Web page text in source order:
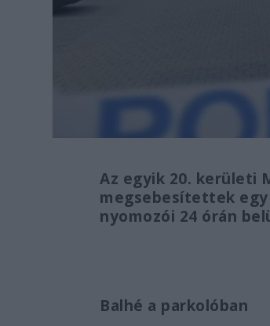
Az egyik 20. kerületi
megsebesítettek
nyomozói 24 órán
Balhé a parkolóban